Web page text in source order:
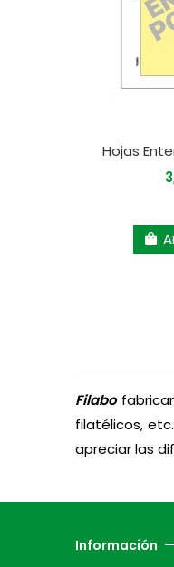
Hojas
Filabo
filatélicos,
apreciar las
Información